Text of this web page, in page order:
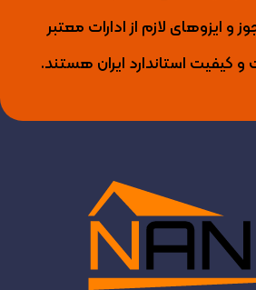
و ایزوهای لازم از ادارات معتبر
کیفیت استاندارد ایران هستند.